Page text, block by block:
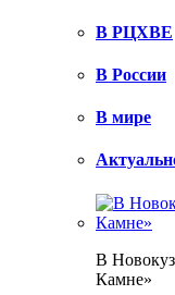
В РЦХВЕ
В России
В мире
В
Камне»